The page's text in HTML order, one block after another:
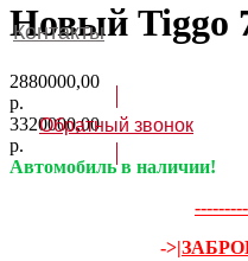
Контакты
Обратный звонок
Новый Tiggo
2880000,00
р.
3320000,00
р.
Автомобиль в наличии!
->